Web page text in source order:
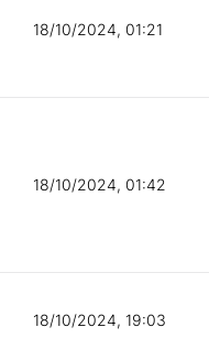
18/10/2024, 01:21
18/10/2024, 01:42
18/10/2024, 19:03